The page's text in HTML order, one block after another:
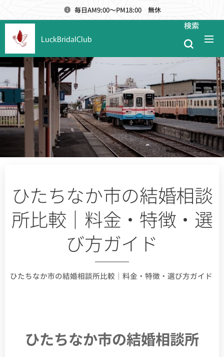
毎日AM9:00～PM18:00 無休
LuckBridalClub
検索
ひたちなか市の結婚相談
所比較｜料金・特徴・選
び方ガイド
ひたちなか市の結婚相談所比較｜料金・特徴・選び方ガイド
ひたちなか市の結婚相談所